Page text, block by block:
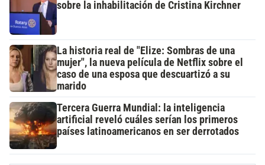
sobre la inhabilitación de Cristina Kirchner
La historia real de "Elize: Sombras de una
mujer", la nueva película de Netflix sobre el
caso de una esposa que descuartizó a su
marido
Tercera Guerra Mundial: la inteligencia
artificial reveló cuáles serían los primeros
países latinoamericanos en ser derrotados